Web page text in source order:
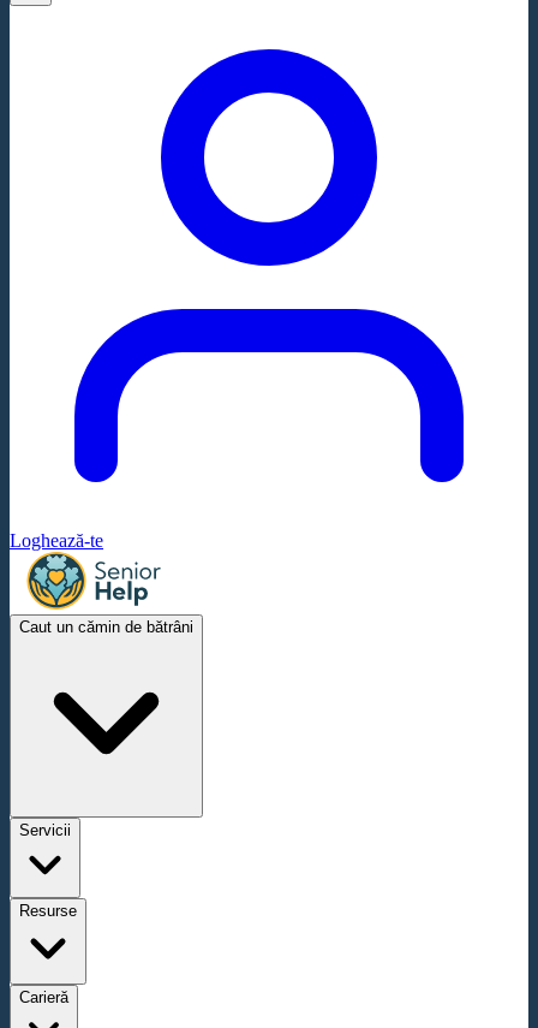
Loghează-te
Caut un cămin de bătrâni
Servicii
Resurse
Carieră